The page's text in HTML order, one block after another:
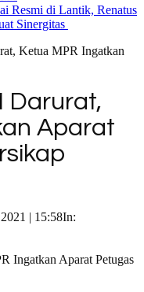
Resmi di Lantik, Renatus
Sinergitas
Ketua MPR Ingatkan
Darurat,
Aparat
| 15:58In: